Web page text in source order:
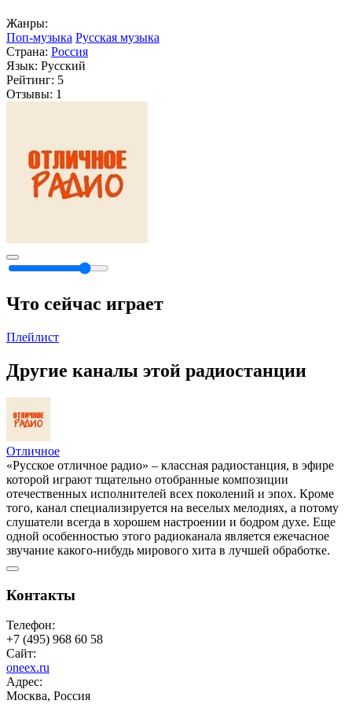
Жанры:
Поп-музыка Русская музыка
Страна: Россия
Язык: Русский
Рейтинг: 5
Отзывы: 1
Что сейчас играет
Плейлист
Другие каналы этой радиостанции
Отличное
«Русское отличное радио» – классная радиостанция, в эфире
которой играют тщательно отобранные композиции
отечественных исполнителей всех поколений и эпох. Кроме
того, канал специализируется на веселых мелодиях, а потому
слушатели всегда в хорошем настроении и бодром духе. Еще
одной особенностью этого радиоканала является ежечасное
звучание какого-нибудь мирового хита в лучшей обработке.
Контакты
Телефон:
+7 (495) 968 60 58
Сайт:
oneex.ru
Адрес:
Москва, Россия